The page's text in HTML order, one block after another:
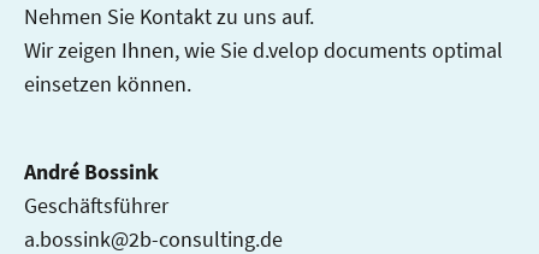
Nehmen Sie Kontakt zu uns auf.
Wir zeigen Ihnen, wie Sie d.velop documents optimal
einsetzen können.
André Bossink
Geschäftsführer
a.bossink@2b-consulting.de